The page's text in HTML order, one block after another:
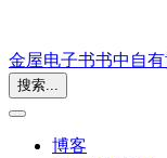
金屋电子书书中自
搜索...
博客